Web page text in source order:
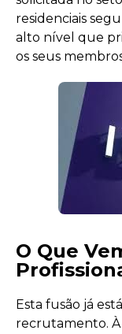
residenciais
alto nível que
os seus
O Que
Esta fusão já
recrutamento.